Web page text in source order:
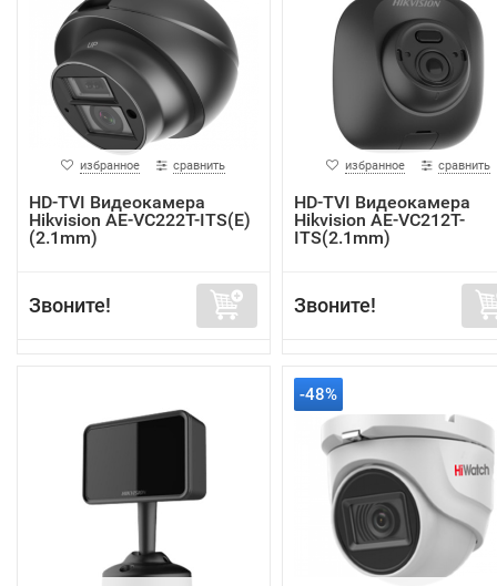
избранное сравнить
HD-TVI Видеокамера
Hikvision AE-VC222T-ITS(E)
(2.1mm)
Звоните!
избранное сравнить
HD-TVI Видеокамера
Hikvision AE-VC212T-
ITS(2.1mm)
Звоните!
-48%